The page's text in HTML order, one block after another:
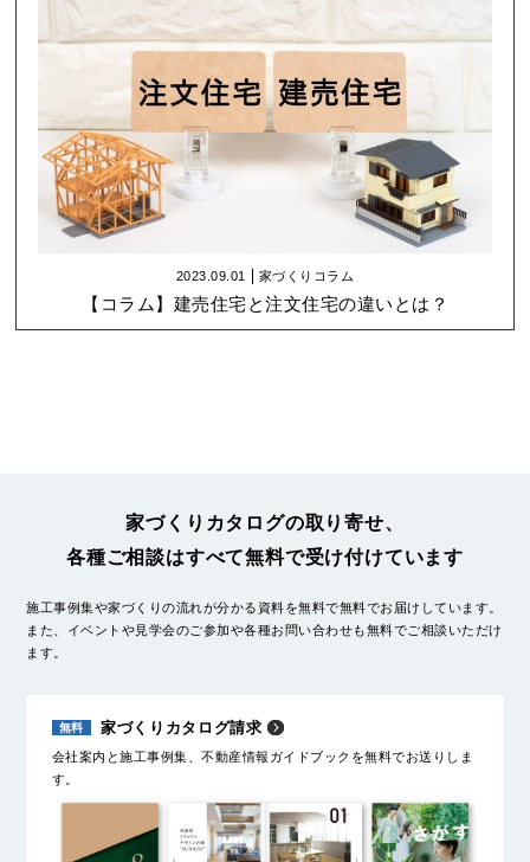
2023.09.01 家づくりコラム
【コラム】建売住宅と注文住宅の違いとは？
家づくりカタログの取り寄せ、
各種ご相談はすべて無料で受け付けています
施工事例集や家づくりの流れが分かる資料を無料で無料でお届けしています。
また、イベントや見学会のご参加や各種お問い合わせも無料でご相談いただけ
ます。
家づくりカタログ請求
会社案内と施工事例集、不動産情報ガイドブックを無料でお送りしま
す。